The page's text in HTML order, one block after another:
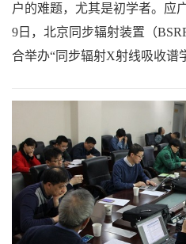
户的难题，尤其是初学者。应
9日，北京同步辐射装置（
合举办“同步辐射X射线吸收谱